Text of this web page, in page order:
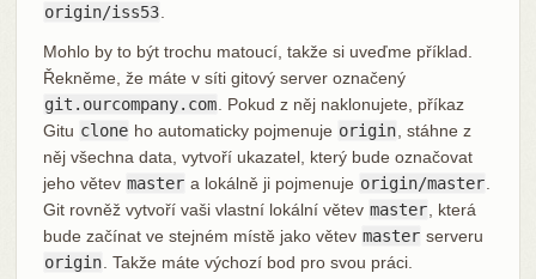
origin/iss53
Mohlo by to být trochu matoucí, takže si uveďme příklad.
Řekněme, že máte v síti gitový server označený
git.ourcompany.com . Pokud z něj naklonujete, příkaz
Gitu clone ho automaticky pojmenuje origin , stáhne z
něj všechna data, vytvoří ukazatel, který bude označovat
jeho větev master a lokálně ji pojmenuje origin/master
Git rovněž vytvoří vaši vlastní lokální větev master , která
bude začínat ve stejném místě jako větev master serveru
origin . Takže máte výchozí bod pro svou práci.